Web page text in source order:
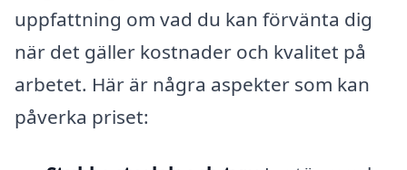
uppfattning om vad du kan förvänta dig
när det gäller kostnader och kvalitet på
arbetet. Här är några aspekter som kan
påverka priset: